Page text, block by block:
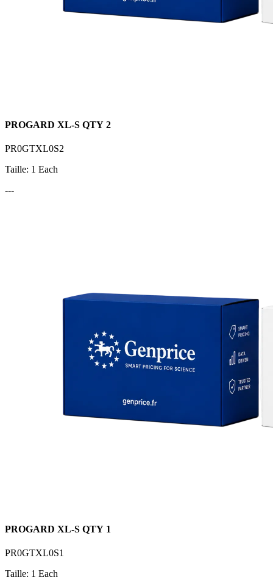
PROGARD XL-S QTY 2
PR0GTXL0S2
Taille: 1 Each
---
PROGARD XL-S QTY 1
PR0GTXL0S1
Taille: 1 Each